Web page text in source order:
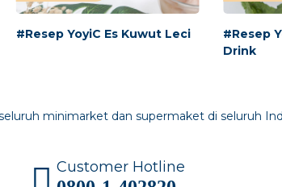
#Resep YoyiC Es Kuwut Leci
#Resep
Drink
minimarket dan supermaket di seluruh
Customer Hotline